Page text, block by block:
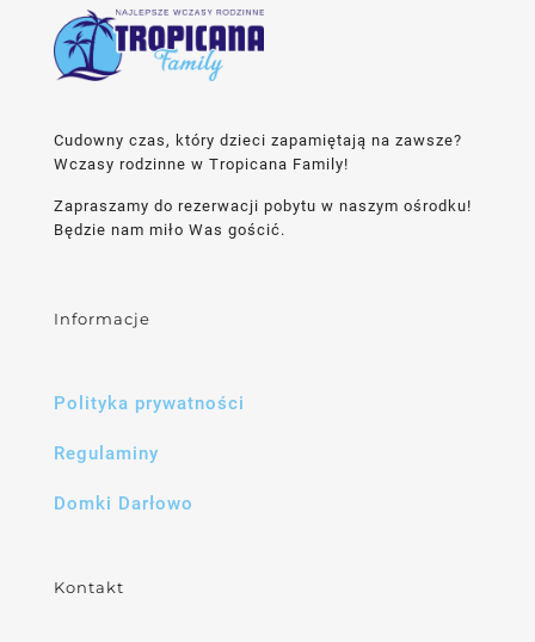
Cudowny czas, który dzieci zapamiętają na zawsze?
Wczasy rodzinne w Tropicana Family!
Zapraszamy do rezerwacji pobytu w naszym ośrodku!
Będzie nam miło Was gościć.
Informacje
Polityka prywatności
Regulaminy
Domki Darłowo
Kontakt